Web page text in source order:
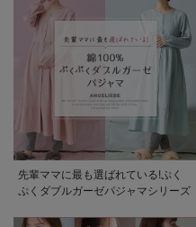
先輩ママに最も選ばれている!ぷく
ぷくダブルガーゼパジャマシリーズ